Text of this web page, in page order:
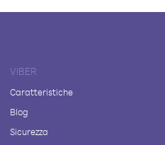
VIBER
Caratteristiche
Blog
Sicurezza